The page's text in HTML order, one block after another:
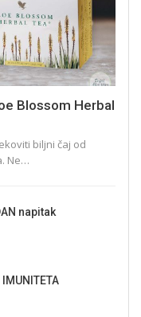
Blossom Herbal
biljni čaj od
Ne…
napitak